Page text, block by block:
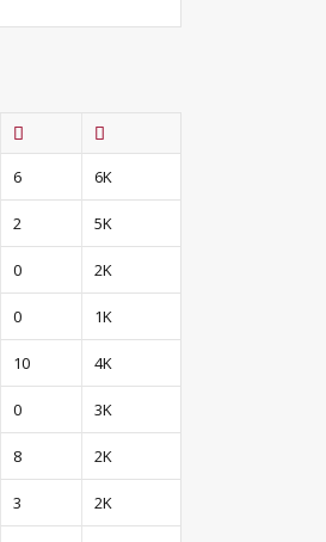
6 6K
2 5K
0 2K
0 1K
10 4K
0 3K
8 2K
3 2K